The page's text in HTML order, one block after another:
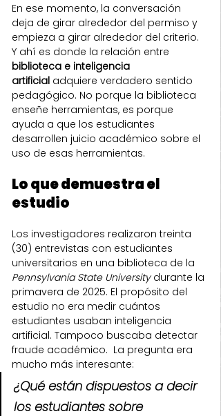
En ese momento, la conversación
deja de girar alrededor del permiso y
empieza a girar alrededor del criterio.
Y ahí es donde la relación entre
biblioteca e inteligencia
artificial adquiere verdadero sentido
pedagógico. No porque la biblioteca
enseñe herramientas, es porque
ayuda a que los estudiantes
desarrollen juicio académico sobre el
uso de esas herramientas.
Lo que demuestra el
estudio
Los investigadores realizaron treinta
(30) entrevistas con estudiantes
universitarios en una biblioteca de la
Pennsylvania State University durante la
primavera de 2025. El propósito del
estudio no era medir cuántos
estudiantes usaban inteligencia
artificial. Tampoco buscaba detectar
fraude académico.  La pregunta era
mucho más interesante:
¿Qué están dispuestos a decir
los estudiantes sobre